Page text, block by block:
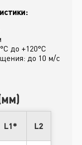
до +120°C
до 10 м/с
L1* L2